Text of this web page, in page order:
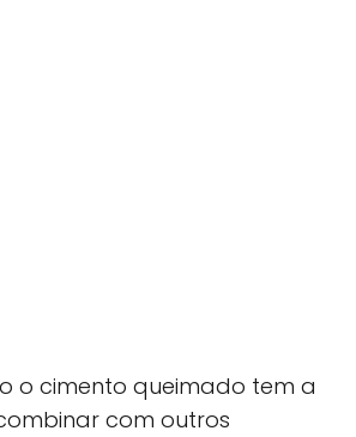
o cimento queimado tem a
com outros